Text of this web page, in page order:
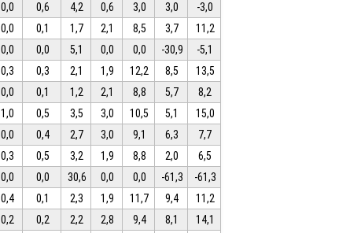
0,0 0,6 4,2 0,6 3,0 3,0
-3,0
0,0 0,1 1,7 2,1 8,5 3,7
11,2
0,0 0,0 5,1 0,0 0,0 -30,9
-5,1
0,3 0,3 2,1 1,9 12,2 8,5
13,5
0,0 0,1 1,2 2,1 8,8 5,7
8,2
1,0 0,5 3,5 3,0 10,5 5,1
15,0
0,0 0,4 2,7 3,0 9,1 6,3
7,7
0,3 0,5 3,2 1,9 8,8 2,0
6,5
0,0 0,0 30,6 0,0 0,0 -61,3
-61,3
0,4 0,1 2,3 1,9 11,7 9,4
11,2
0,2 0,2 2,2 2,8 9,4 8,1
14,1